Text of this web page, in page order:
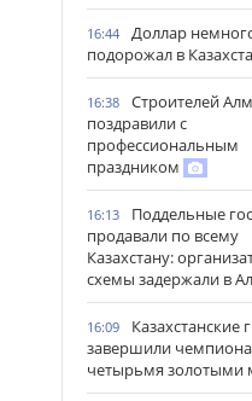
16:44
Доллар
подорожал в
16:38
Строителей
поздравили с
профессиональным
праздником
16:13
Поддельные
продавали по всему
Казахстану:
схемы задержали в
16:09
Казахстанские
завершили
четырьмя золотыми